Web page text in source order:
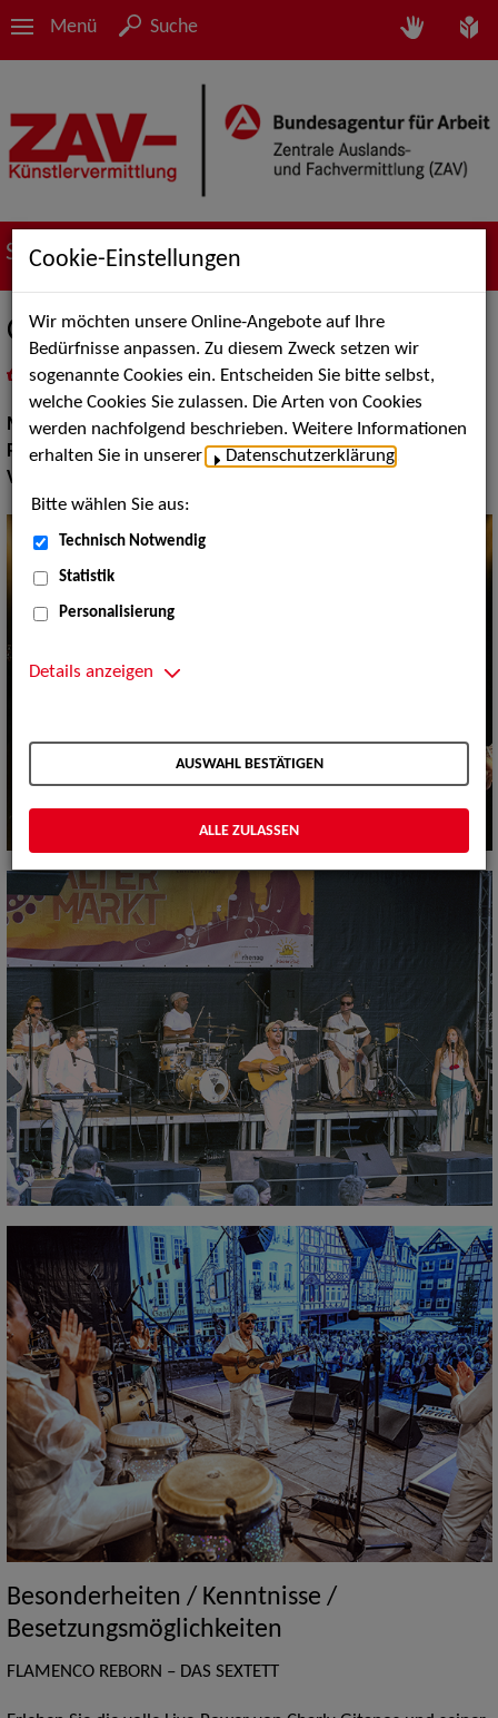
Menü Suche
Suche nach Künstler*innen
Charly Gitanos
als PDF speichern
inMeine Merklistelegen
Musik:Volksmusik und Intern. Folklore
Pop Rock Tanzmusik:Latin Tanzbands
Volksmusik Internationale Folklore:
Besonderheiten / Kenntnisse /
Besetzungsmöglichkeiten
FLAMENCO REBORN – DAS SEXTETT
Cookie-Einstellungen
Wir möchten unsere Online-Angebote auf Ihre
Bedürfnisse anpassen. Zu diesem Zweck setzen wir
sogenannte Cookies ein. Entscheiden Sie bitte selbst,
welche Cookies Sie zulassen. Die Arten von Cookies
werden nachfolgend beschrieben. Weitere Informationen
erhalten Sie in unserer
Datenschutzerklärung
Bitte wählen Sie aus:
Technisch Notwendig
Statistik
Personalisierung
Details anzeigen
AUSWAHL BESTÄTIGEN
ALLE ZULASSEN